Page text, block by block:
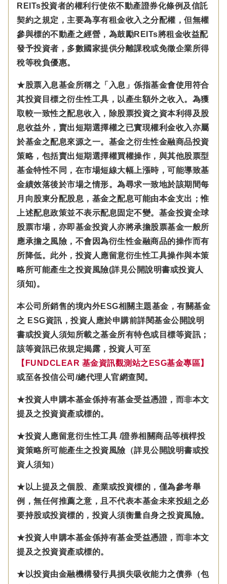
REITs投資者的權利行使依不動產證券化條例及信託
契約之規定，主要為享有租金收入之分配權，但無權
參與標的不動產之經營，為鼓勵REITs將租金收益配
發予投資者，多數國家提供分離課稅或免徵企業所得
稅等稅負優惠。
★股票入息基金所稱之「入息」係指基金會使用符合
其投資目標之衍生性工具，以產生額外之收入。為獲
取較一致性之配息收入，除股票投資之資本利得及股
息收益外，賣出短期選擇權之已實現權利金收入亦屬
於基金之配息來源之一。基金之衍生性金融商品投資
策略，包括賣出短期選擇權買權操作，與其他股票型
基金特性不同，在市場短線大幅上漲時，可能導致基
金績效落後於市場之情形。為尋求一致地於該期間每
月向股東分配股息，基金之配息可能由本金支出；惟
上述配息政策並不表示配息固定不變。基金投資全球
股票市場，亦即基金投資人亦將承擔股票基金一般所
應承擔之風險，不會因為衍生性金融商品的操作而有
所降低。此外，投資人應留意衍生性工具操作與本策
略所可能產生之投資風險(詳見公開說明書或投資人
須知)。
本公司所銷售的境內外ESG相關主題基金，有關基金
之 ESG資訊，投資人應於申購前詳閱基金公開說明
書或投資人須知所載之基金所有特色或目標等資訊；
該等資訊已依規定揭露，投資人可至
【FUNDCLEAR 基金資訊觀測站之ESG基金專區】
或至各投信公司/總代理人官網查閱。
★投資人申購本基金係持有基金受益憑證，而非本文
提及之投資資產或標的。
★投資人應留意衍生性工具 /證券相關商品等槓桿投
資策略所可能產生之投資風險（詳見公開說明書或投
資人須知）
★以上提及之個股、產業或投資標的，僅為參考舉
例，無任何推薦之意，且不代表本基金未來投組之必
要持股或投資標的，投資人須衡量自身之投資風險。
★投資人申購本基金係持有基金受益憑證，而非本文
提及之投資資產或標的。
★以投資由金融機構發行具損失吸收能力之債券（包